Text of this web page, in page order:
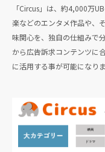
「Circus」は、約4,000万
楽などのエンタメ作品や、
味関心を、独自の仕組みで
から広告訴求コンテンツに
に活用する事が可能になりま